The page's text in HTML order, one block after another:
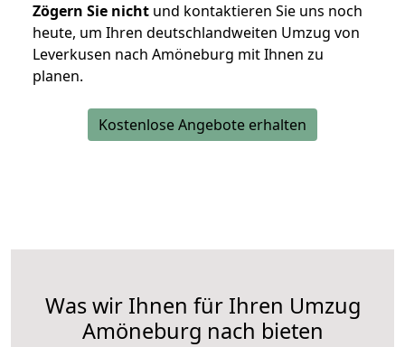
Zögern Sie nicht und kontaktieren Sie uns noch
heute, um Ihren deutschlandweiten Umzug von
Leverkusen nach Amöneburg mit Ihnen zu
planen.
Kostenlose Angebote erhalten
Was wir Ihnen für Ihren Umzug
Amöneburg nach bieten